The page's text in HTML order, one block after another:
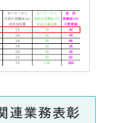
連業務表彰